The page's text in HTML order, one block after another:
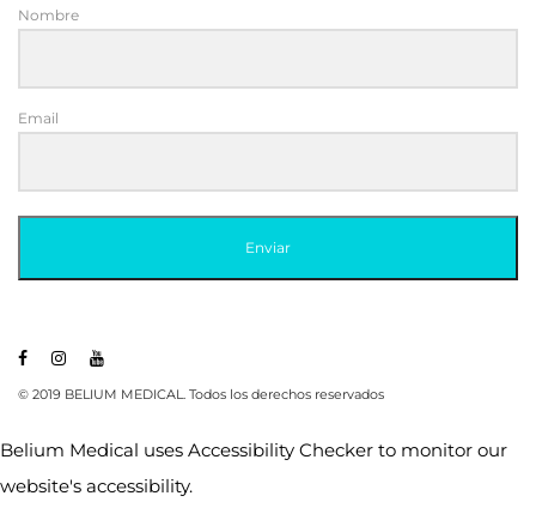
Nombre
Email
Enviar
© 2019 BELIUM MEDICAL. Todos los derechos reservados
Belium Medical uses Accessibility Checker to monitor our
website's accessibility.